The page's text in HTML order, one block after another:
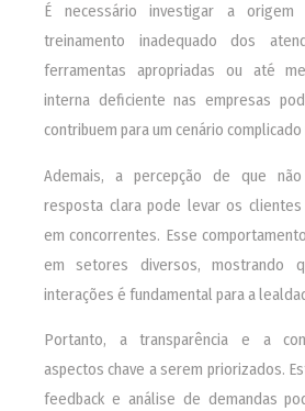
É necessário investigar a origem
treinamento inadequado dos
ferramentas apropriadas ou até
interna deficiente nas empresas
contribuem para um cenário
Ademais, a percepção de que
resposta clara pode levar os clientes
em concorrentes. Esse
em setores diversos, mostrando
interações é fundamental para a
Portanto, a transparência e a
aspectos chave a serem priorizados.
feedback e análise de demandas